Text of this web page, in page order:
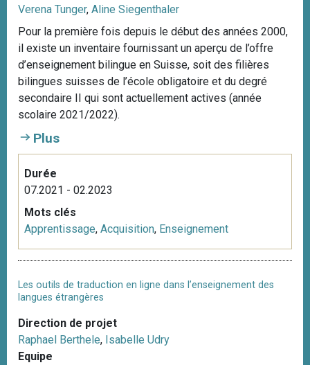
Verena Tunger, Aline Siegenthaler
Pour la première fois depuis le début des années 2000,
il existe un inventaire fournissant un aperçu de l’offre
d’enseignement bilingue en Suisse, soit des filières
bilingues suisses de l’école obligatoire et du degré
secondaire II qui sont actuellement actives (année
scolaire 2021/2022).
Plus
Durée
07.2021 - 02.2023
Mots clés
Apprentissage, Acquisition, Enseignement
Les outils de traduction en ligne dans l’enseignement des
langues étrangères
Direction de projet
Raphael Berthele, Isabelle Udry
Equipe